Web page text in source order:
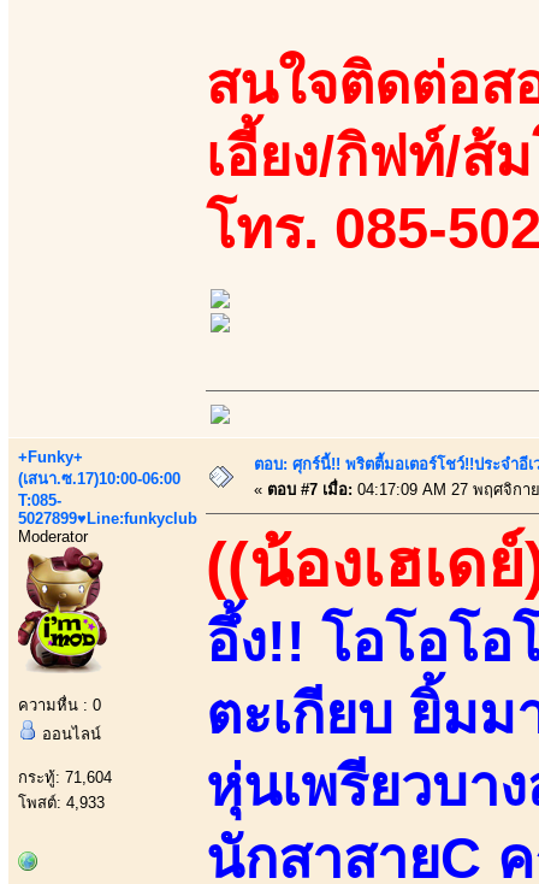
สนใจติดต่อส
เอี้ยง/กิฟท์/ส้
โทร. 085-
+Funky+
(เสนา.ซ.17)10:00-06:00
T:085-
5027899♥Line:funkyclub
Moderator
ความหื่น : 0
ออนไลน์
กระทู้: 71,604
โพสต์: 4,933
ตอบ: ศุกร์นี้!! พริตตี้มอเตอร์โชว์!!ประจำอี
« ตอบ #7 เมื่อ: 04:17:09 AM 27 พฤศจิกา
((น้องเฮเด
อึ้ง!! โอโอโ
ตะเกียบ ยิ้ม
หุ่นเพรียวบา
นักสาสายC